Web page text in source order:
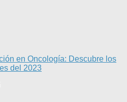
en Oncología: Descubre los
del 2023